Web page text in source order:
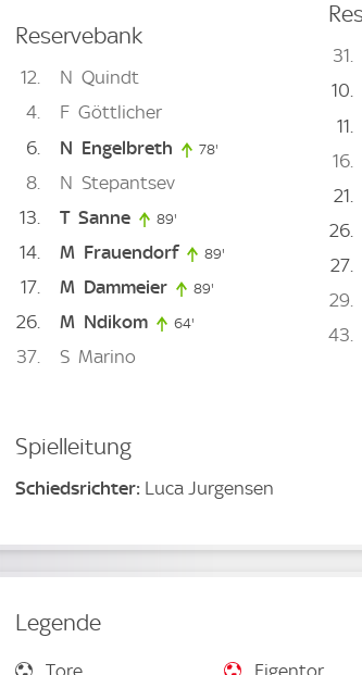
Reservebank
12 N Quindt
4
F Göttlicher
6
N Engelbreth 78'
8 N Stepantsev
13
T Sanne 89'
14 M Frauendorf 89'
17 M Dammeier 89'
26 M Ndikom 64'
37 S Marino
31
10
11
16
21
26
27
29
43
Spielleitung
Schiedsrichter: Luca Jurgensen
Legende
Tore Eigentor